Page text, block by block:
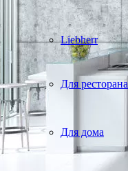
Liebherr
Для ресторана
Для дома